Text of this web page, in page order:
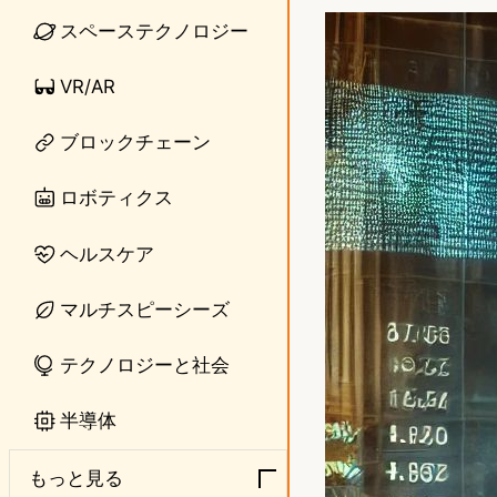
スペーステクノロジー
VR/AR
ブロックチェーン
ロボティクス
ヘルスケア
マルチスピーシーズ
テクノロジーと社会
半導体
もっと見る
e
s
t
o
d
o
n